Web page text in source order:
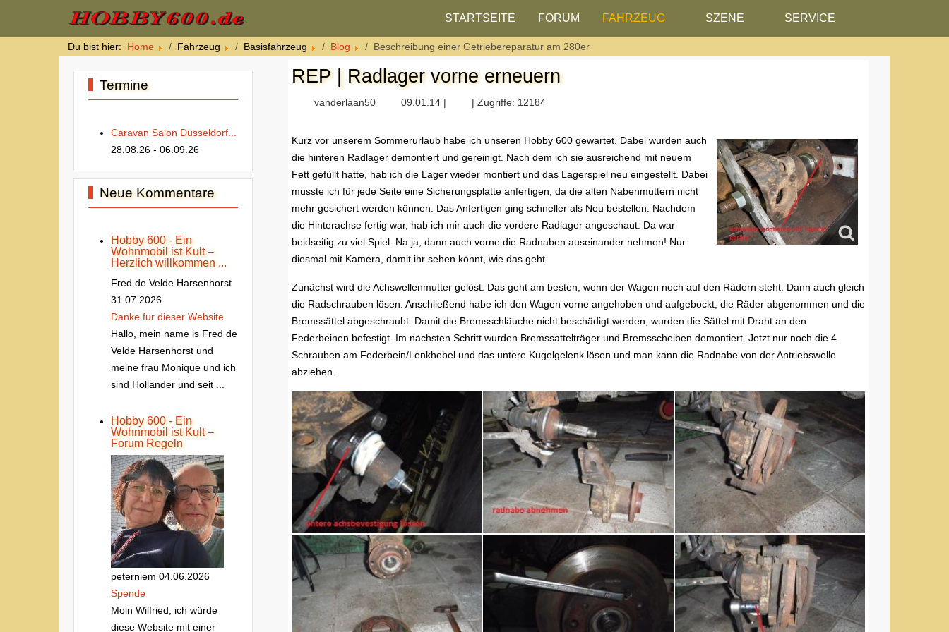
STARTSEITE FORUM FAHRZEUG SZENE SERVICE
Du bist hier: Home Fahrzeug Basisfahrzeug Blog Beschreibung einer Getriebereparatur am 280er
Termine
Caravan Salon Düsseldorf...
28.08.26 - 06.09.26
Neue Kommentare
Hobby 600 - Ein
Wohnmobil ist Kult –
Herzlich willkommen ...
Fred de Velde Harsenhorst
31.07.2026
Danke fur dieser Website
Hallo, mein name is Fred de
Velde Harsenhorst und
meine frau Monique und ich
sind Hollander und seit ...
Hobby 600 - Ein
Wohnmobil ist Kult –
Forum Regeln
peterniem 04.06.2026
Spende
Moin Wilfried, ich würde
diese Website mit einer
REP | Radlager vorne erneuern
vanderlaan50 09.01.14 | | Zugriffe: 12184
Kurz vor unserem Sommerurlaub habe ich unseren Hobby 600 gewartet. Dabei wurden auch
die hinteren Radlager demontiert und gereinigt. Nach dem ich sie ausreichend mit neuem
Fett gefüllt hatte, hab ich die Lager wieder montiert und das Lagerspiel neu eingestellt. Dabei
musste ich für jede Seite eine Sicherungsplatte anfertigen, da die alten Nabenmuttern nicht
mehr gesichert werden können. Das Anfertigen ging schneller als Neu bestellen. Nachdem
die Hinterachse fertig war, hab ich mir auch die vordere Radlager angeschaut: Da war
beidseitig zu viel Spiel. Na ja, dann auch vorne die Radnaben auseinander nehmen! Nur
diesmal mit Kamera, damit ihr sehen könnt, wie das geht.
Zunächst wird die Achswellenmutter gelöst. Das geht am besten, wenn der Wagen noch auf den Rädern steht. Dann auch gleich
die Radschrauben lösen. Anschließend habe ich den Wagen vorne angehoben und aufgebockt, die Räder abgenommen und die
Bremssättel abgeschraubt. Damit die Bremsschläuche nicht beschädigt werden, wurden die Sättel mit Draht an den
Federbeinen befestigt. Im nächsten Schritt wurden Bremssattelträger und Bremsscheiben demontiert. Jetzt nur noch die 4
Schrauben am Federbein/Lenkhebel und das untere Kugelgelenk lösen und man kann die Radnabe von der Antriebswelle
abziehen.